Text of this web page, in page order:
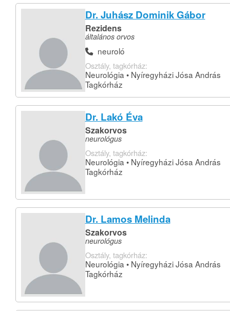
Dr. Juhász Dominik Gábor
Rezidens
általános orvos
neuroló
Osztály, tagkórház:
Neurológia • Nyíregyházi Jósa András
Tagkórház
Dr. Lakó Éva
Szakorvos
neurológus
Osztály, tagkórház:
Neurológia • Nyíregyházi Jósa András
Tagkórház
Dr. Lamos Melinda
Szakorvos
neurológus
Osztály, tagkórház:
Neurológia • Nyíregyházi Jósa András
Tagkórház